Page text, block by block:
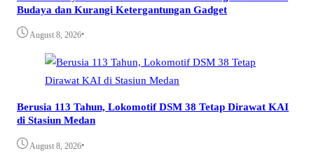
Budaya dan Kurangi Ketergantungan Gadget
August 8, 2026•
Berusia 113 Tahun, Lokomotif DSM 38 Tetap Dirawat KAI
di Stasiun Medan
August 8, 2026•